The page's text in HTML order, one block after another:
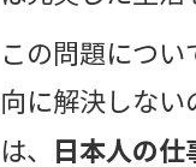
この問題につ
向に解決しな
は、
日本人の